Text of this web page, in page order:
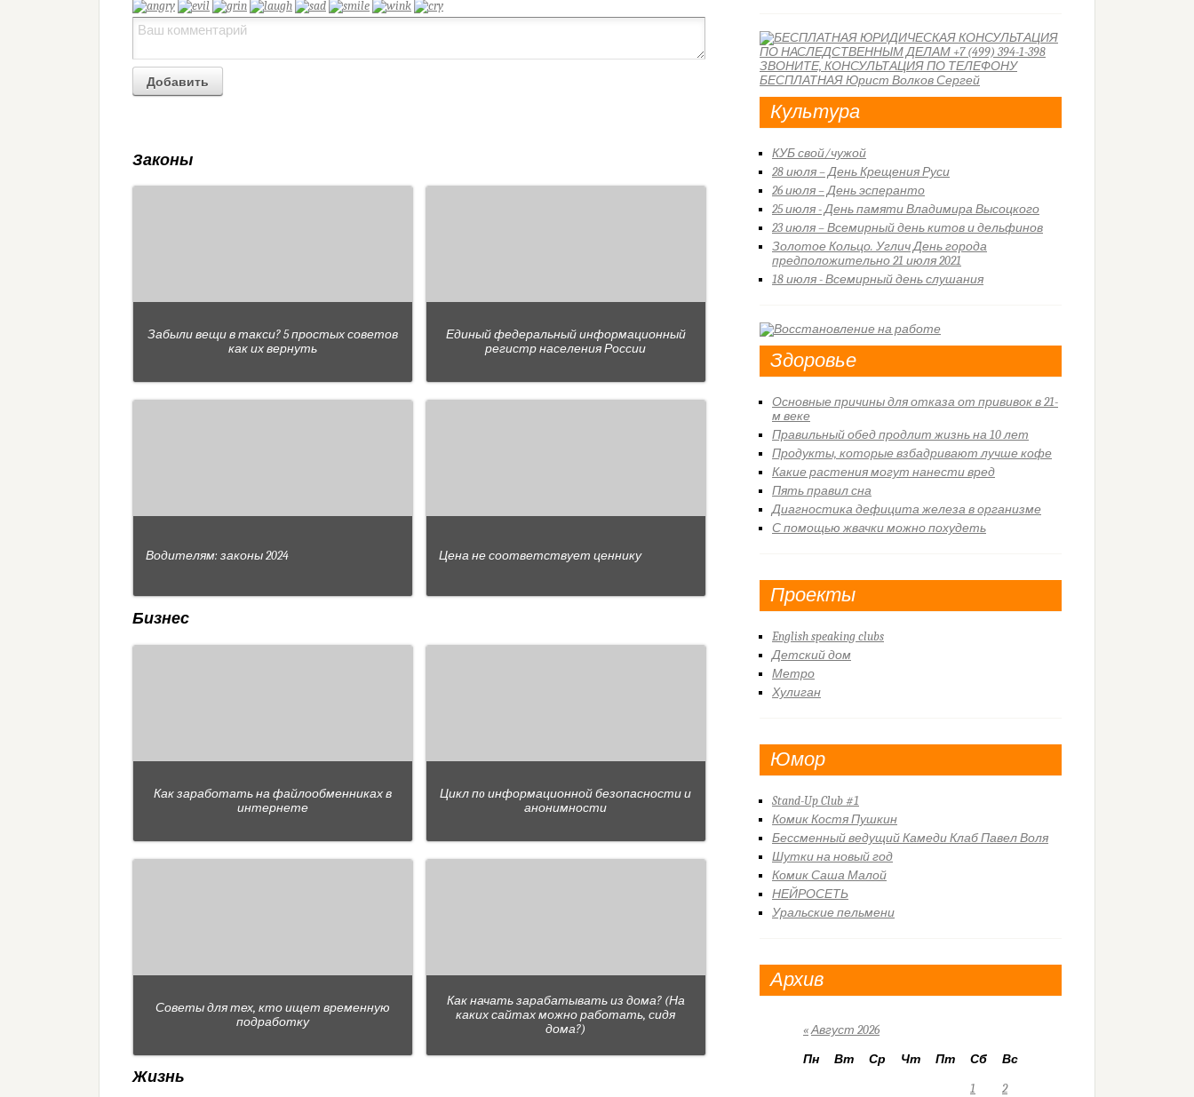
Законы
Забыли вещи в такси? 5 простых советов
как их вернуть
Единый федеральный информационный
регистр населения России
Водителям: законы 2024 Цена не соответствует ценнику
Бизнес
Как заработать на файлообменниках в
интернете
Цикл пo информационной безопасности и
анонимности
Советы для тех, кто ищет временную
подработку
Как начать зарабатывать из дома? (На
каких сайтах можно работать, сидя
дома?)
Жизнь
Культура
КУБ свой/чужой
28 июля – День Крещения Руси
26 июля – День эсперанто
25 июля - День памяти Владимира Высоцкого
23 июля – Всемирный день китов и дельфинов
Золотое Кольцо. Углич День города
предположительно 21 июля 2021
18 июля - Всемирный день слушания
Здоровье
Основные причины для отказа от прививок в 21-
м веке
Правильный обед продлит жизнь на 10 лет
Продукты, которые взбадривают лучше кофе
Какие растения могут нанести вред
Пять правил сна
Диагностика дефицита железа в организме
С помощью жвачки можно похудеть
Проекты
English speaking clubs
Детский дом
Метро
Хулиган
Юмор
Stand-Up Club #1
Комик Костя Пушкин
Бессменный ведущий Камеди Клаб Павел Воля
Шутки на новый год
Комик Саша Малой
НЕЙРОСЕТЬ
Уральские пельмени
Архив
«Август 2026
Пн
Вт Ср Чт Пт Сб
Вс
1
2